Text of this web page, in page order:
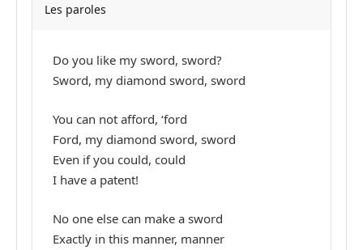
Les paroles
Do you like my sword, sword?
Sword, my diamond sword, sword
You can not afford, ‘ford
Ford, my diamond sword, sword
Even if you could, could
I have a patent!
No one else can make a sword
Exactly in this manner, manner